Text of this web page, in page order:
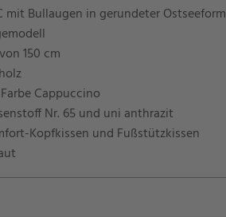
mit Bullaugen in gerundeter Ostseeform
150 cm
Cappuccino
Nr. 65 und uni anthrazit
Kopfkissen und Fußstützkissen